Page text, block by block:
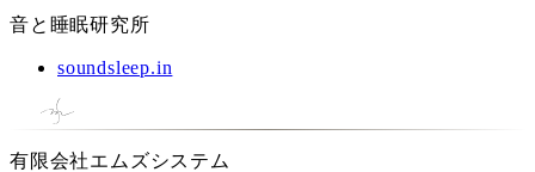
音と睡眠研究所
soundsleep.in
有限会社エムズシステム